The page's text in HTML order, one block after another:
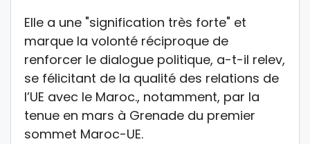
Elle a une "signification très forte" et
marque la volonté réciproque de
renforcer le dialogue politique, a-t-il relev,
se félicitant de la qualité des relations de
l’UE avec le Maroc., notamment, par la
tenue en mars à Grenade du premier
sommet Maroc-UE.